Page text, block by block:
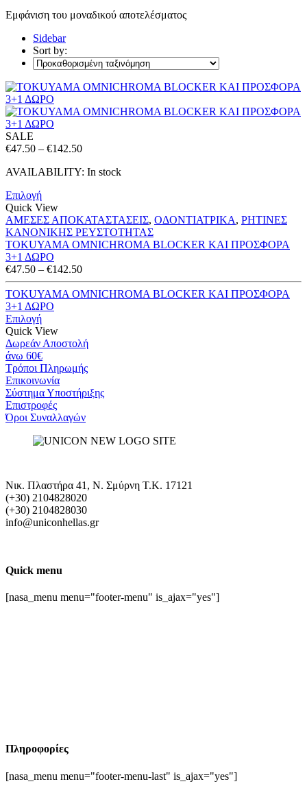
Εμφάνιση του μοναδικού αποτελέσματος
Sidebar
Sort by:
SALE
€47.50 – €142.50Price
€47.50
AVAILABILITY: In stock
Επιλογή
Quick View
ΑΜΕΣΕΣ ΑΠΟΚΑΤΑΣΤΑΣΕΙΣ, ΟΔΟΝΤΙΑΤΡΙΚΑ, ΡΗΤΙΝΕΣ
ΚΑΝΟΝΙΚΗΣ ΡΕΥΣΤΟΤΗΤΑΣ
TOKUYAMA OMNICHROMA BLOCKER ΚΑΙ ΠΡΟΣΦΟΡΑ
3+1 ΔΩΡΟ
€47.50 – €142.50Price
range:
€47.50
TOKUYAMA OMNICHROMA BLOCKER ΚΑΙ ΠΡΟΣΦΟΡΑ
3+1 ΔΩΡΟ
Επιλογή
Quick View
Δωρεάν Αποστολή
άνω 60€
Τρόποι Πληρωμής
Eπικοινωνία
Σύστημα Υποστήριξης
Επιστροφές
Όροι Συναλλαγών
Νικ. Πλαστήρα 41, Ν. Σμύρνη T.K. 17121
(+30) 2104828020
(+30) 2104828030
info@uniconhellas.gr
Quick menu
[nasa_menu menu="footer-menu" is_ajax="yes"]
Πληροφορίες
[nasa_menu menu="footer-menu-last" is_ajax="yes"]